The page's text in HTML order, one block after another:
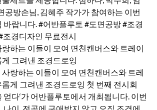
하는 이들이 모여 면천캔버스와 트레이
그려낸 조경드로잉